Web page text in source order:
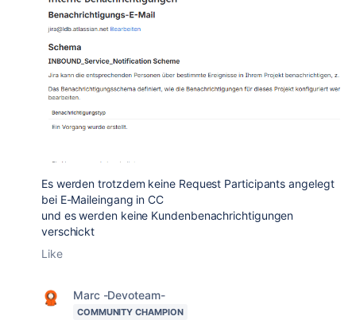
Es werden trotzdem keine Request Participants angelegt
bei E-Maileingang in CC
und es werden keine Kundenbenachrichtigungen
verschickt
Like
Marc -Devoteam-
COMMUNITY CHAMPION